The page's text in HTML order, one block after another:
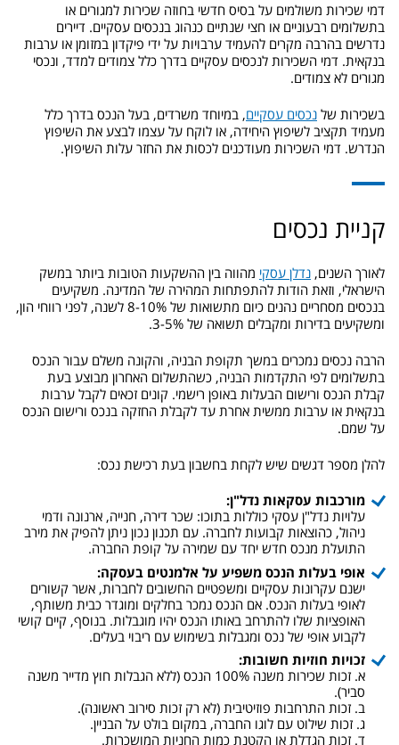
דמי שכירות משולמים על בסיס חדשי בחוזה שכירות למגורים או
בתשלומים רבעוניים או חצי שנתיים כנהוג בנכסים עסקיים. דיירים
נדרשים בהרבה מקרים להעמיד ערבויות על ידי פיקדון במזומן או ערבות
בנקאית. דמי השכירות לנכסים עסקיים בדרך כלל צמודים למדד, ונכסי
מגורים לא צמודים.
בשכירות של נכסים עסקיים, במיוחד משרדים, בעל הנכס בדרך כלל
מעמיד תקציב לשיפוץ היחידה, או לוקח על עצמו לבצע את השיפוץ
הנדרש. דמי השכירות מעודכנים לכסות את החזר עלות השיפוץ.
קניית נכסים
לאורך השנים, נדלן עסקי מהווה בין ההשקעות הטובות ביותר במשק
הישראלי, וזאת הודות להתפתחות המהירה של המדינה. משקיעים
בנכסים מסחריים נהנים כיום מתשואות של 8-10% לשנה, לפני רווחי הון,
ומשקיעים בדירות ומקבלים תשואה של 3-5%.
הרבה נכסים נמכרים במשך תקופת הבניה, והקונה משלם עבור הנכס
בתשלומים לפי התקדמות הבניה, כשהתשלום האחרון מבוצע בעת
קבלת הנכס ורישום הבעלות באופן רישמי. קונים זכאים לקבל ערבות
בנקאית או ערבות ממשית אחרת עד לקבלת החזקה בנכס ורישום הנכס
על שמם.
להלן מספר דגשים שיש לקחת בחשבון בעת רכישת נכס:
מורכבות עסקאות נדל"ן:
עלויות נדל"ן עסקי כוללות בתוכו: שכר דירה, חנייה, ארנונה ודמי
ניהול, כהוצאות קבועות לחברה. עם תכנון נכון ניתן להפיק את מירב
התועלת מנכס חדש יחד עם שמירה על קופת החברה.
אופי בעלות הנכס משפיע על אלמנטים בעסקה:
ישנם עקרונות עסקיים ומשפטיים החשובים לחברות, אשר קשורים
לאופי בעלות הנכס. אם הנכס נמכר בחלקים ומוגדר כבית משותף,
האופציות שלו להתרחב באותו הנכס יהיו מוגבלות. בנוסף, קיים קושי
לקבוע אופי של נכס ומגבלות בשימוש עם ריבוי בעלים.
זכויות חוזיות חשובות:
א. זכות שכירות משנה 100% הנכס (ללא הגבלות חוץ מדייר משנה
סביר).
ב. זכות התרחבות פוזיטיבית (לא רק זכות סירוב ראשונה).
ג. זכות שילוט עם לוגו החברה, במקום בולט על הבניין.
ד. זכות הגדלת או הקטנת כמות החניות המושכרות.